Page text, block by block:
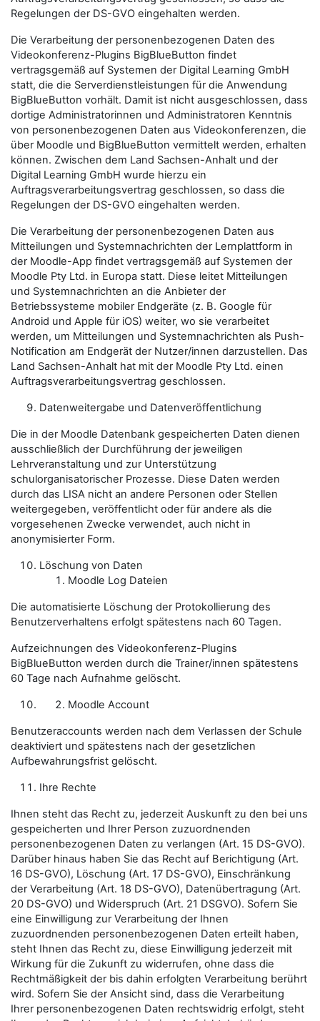
Regelungen der DS-GVO eingehalten werden.
Die Verarbeitung der personenbezogenen Daten des
Videokonferenz-Plugins BigBlueButton findet
vertragsgemäß auf Systemen der Digital Learning GmbH
statt, die die Serverdienstleistungen für die Anwendung
BigBlueButton vorhält. Damit ist nicht ausgeschlossen, dass
dortige Administratorinnen und Administratoren Kenntnis
von personenbezogenen Daten aus Videokonferenzen, die
über Moodle und BigBlueButton vermittelt werden, erhalten
können. Zwischen dem Land Sachsen-Anhalt und der
Digital Learning GmbH wurde hierzu ein
Auftragsverarbeitungsvertrag geschlossen, so dass die
Regelungen der DS-GVO eingehalten werden.
Die Verarbeitung der personenbezogenen Daten aus
Mitteilungen und Systemnachrichten der Lernplattform in
der Moodle-App findet vertragsgemäß auf Systemen der
Moodle Pty Ltd. in Europa statt. Diese leitet Mitteilungen
und Systemnachrichten an die Anbieter der
Betriebssysteme mobiler Endgeräte (z. B. Google für
Android und Apple für iOS) weiter, wo sie verarbeitet
werden, um Mitteilungen und Systemnachrichten als Push-
Notification am Endgerät der Nutzer/innen darzustellen. Das
Land Sachsen-Anhalt hat mit der Moodle Pty Ltd. einen
Auftragsverarbeitungsvertrag geschlossen.
Datenweitergabe und Datenveröffentlichung
Die in der Moodle Datenbank gespeicherten Daten dienen
ausschließlich der Durchführung der jeweiligen
Lehrveranstaltung und zur Unterstützung
schulorganisatorischer Prozesse. Diese Daten werden
durch das LISA nicht an andere Personen oder Stellen
weitergegeben, veröffentlicht oder für andere als die
vorgesehenen Zwecke verwendet, auch nicht in
anonymisierter Form.
Löschung von Daten
Moodle Log Dateien
Die automatisierte Löschung der Protokollierung des
Benutzerverhaltens erfolgt spätestens nach 60 Tagen.
Aufzeichnungen des Videokonferenz-Plugins
BigBlueButton werden durch die Trainer/innen spätestens
60 Tage nach Aufnahme gelöscht.
Moodle Account
Benutzeraccounts werden nach dem Verlassen der Schule
deaktiviert und spätestens nach der gesetzlichen
Aufbewahrungsfrist gelöscht.
Ihre Rechte
Ihnen steht das Recht zu, jederzeit Auskunft zu den bei uns
gespeicherten und Ihrer Person zuzuordnenden
personenbezogenen Daten zu verlangen (Art. 15 DS-GVO).
Darüber hinaus haben Sie das Recht auf Berichtigung (Art.
16 DS-GVO), Löschung (Art. 17 DS-GVO), Einschränkung
der Verarbeitung (Art. 18 DS-GVO), Datenübertragung (Art.
20 DS-GVO) und Widerspruch (Art. 21 DSGVO). Sofern Sie
eine Einwilligung zur Verarbeitung der Ihnen
zuzuordnenden personenbezogenen Daten erteilt haben,
steht Ihnen das Recht zu, diese Einwilligung jederzeit mit
Wirkung für die Zukunft zu widerrufen, ohne dass die
Rechtmäßigkeit der bis dahin erfolgten Verarbeitung berührt
wird. Sofern Sie der Ansicht sind, dass die Verarbeitung
Ihrer personenbezogenen Daten rechtswidrig erfolgt, steht